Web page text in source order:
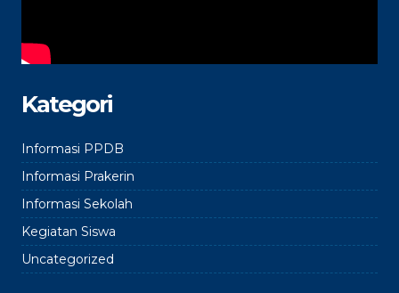
Kategori
Informasi PPDB
Informasi Prakerin
Informasi Sekolah
Kegiatan Siswa
Uncategorized